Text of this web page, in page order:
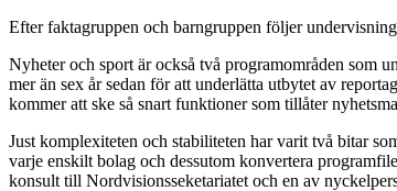
Efter faktagruppen och barngruppen följer
Nyheter och sport är också två programområden som
mer än sex år sedan för att underlätta utbytet av
kommer att ske så snart funktioner som tillåter
Just komplexiteten och stabiliteten har varit två bitar
varje enskilt bolag och dessutom konvertera
konsult till Nordvisionsseketariatet och en av